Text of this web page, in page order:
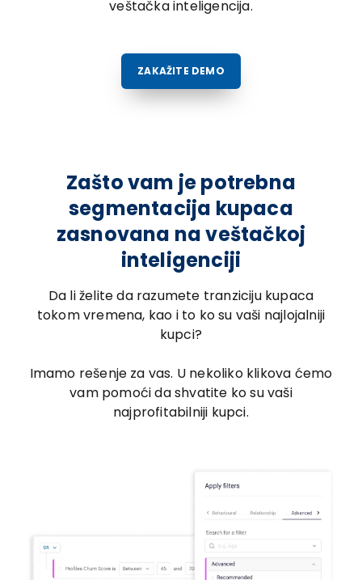
veštačka inteligencija.
ZAKAŽITE DEMO
Zašto vam je potrebna
segmentacija kupaca
zasnovana na veštačkoj
inteligenciji
Da li želite da razumete tranziciju kupaca
tokom vremena, kao i to ko su vaši najlojalniji
kupci?
Imamo rešenje za vas. U nekoliko klikova ćemo
vam pomoći da shvatite ko su vaši
najprofitabilniji kupci.